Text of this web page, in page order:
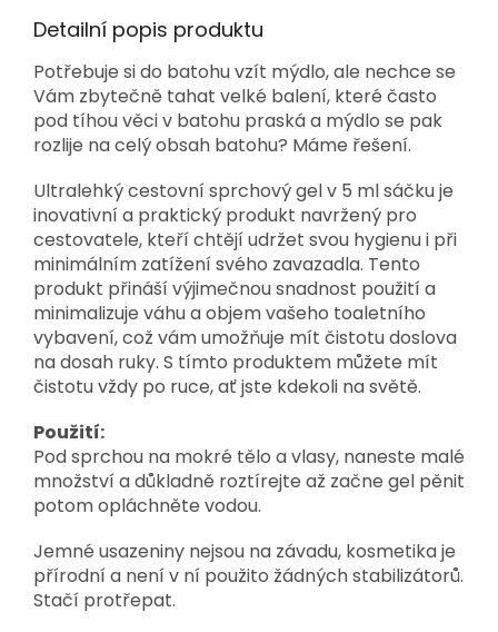
Detailní popis produktu
Potřebuje si do batohu vzít mýdlo, ale nechce se
Vám zbytečně tahat velké balení, které často
pod tíhou věci v batohu praská a mýdlo se pak
rozlije na celý obsah batohu? Máme řešení.
Ultralehký cestovní sprchový gel v 5 ml sáčku je
inovativní a praktický produkt navržený pro
cestovatele, kteří chtějí udržet svou hygienu i při
minimálním zatížení svého zavazadla. Tento
produkt přináší výjimečnou snadnost použití a
minimalizuje váhu a objem vašeho toaletního
vybavení, což vám umožňuje mít čistotu doslova
na dosah ruky. S tímto produktem můžete mít
čistotu vždy po ruce, ať jste kdekoli na světě.
Použití:
Pod sprchou na mokré tělo a vlasy, naneste malé
množství a důkladně roztírejte až začne gel pěnit
potom opláchněte vodou.
Jemné usazeniny nejsou na závadu, kosmetika je
přírodní a není v ní použito žádných stabilizátorů.
Stačí protřepat.